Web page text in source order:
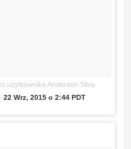
użytkownika Anderson Silva
22 Wrz, 2015 o 2:44 PDT